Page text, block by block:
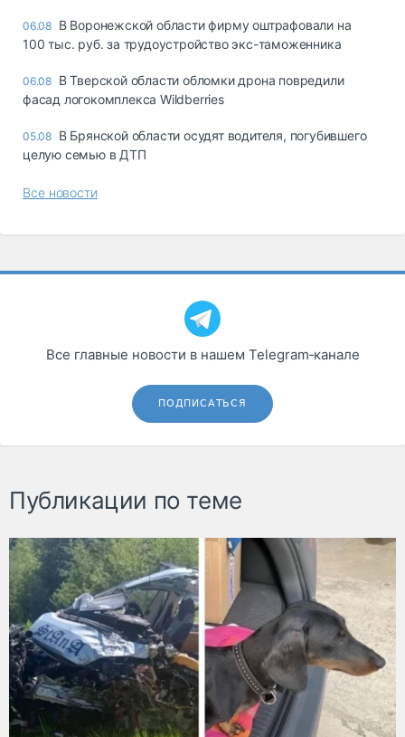
06.08 В Воронежской области фирму оштрафовали на
100 тыс. руб. за трудоустройство экс-таможенника
06.08 В Тверской области обломки дрона повредили
фасад логокомплекса Wildberries
05.08 В Брянской области осудят водителя, погубившего
целую семью в ДТП
Все новости
Все главные новости в нашем Telegram‑канале
ПОДПИСАТЬСЯ
Публикации по теме